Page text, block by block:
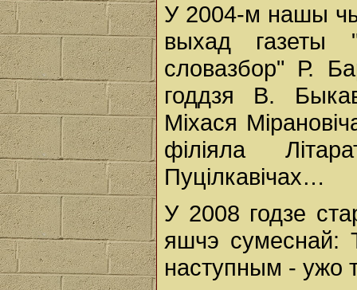
У 2004-м нашы
выхад газеты
словазбор" Р.
годдзя В.
Міхася
філіяла
Пуцілкавічах…
У 2008 годзе
яшчэ сумеснай:
наступным - ужо